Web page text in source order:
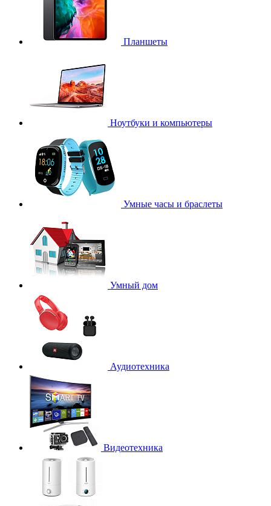
Планшеты
Ноутбуки и компьютеры
Умные часы и браслеты
Умный дом
Аудиотехника
Видеотехника